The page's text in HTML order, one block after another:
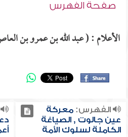
صفحة الفهرس
الأعلام : ( عبد الله بن عمرو بن
الفهرس:معركة
عين جالوت , الصياغة
الكاملة لسلوك الأمة